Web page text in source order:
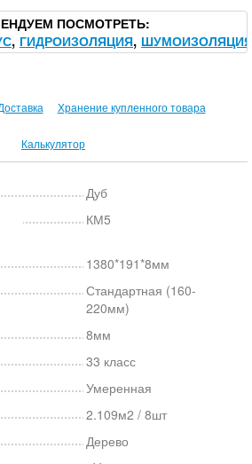
ПОСМОТРЕТЬ
ГИДРОИЗОЛЯЦИЯ ШУМОИЗОЛЯЦИЯ
Хранение купленного товара
Калькулятор
Дуб
КМ5
1380*191*8мм
Стандартная (160-
220мм)
8мм
33 класс
Умеренная
2.109м2 / 8шт
Дерево